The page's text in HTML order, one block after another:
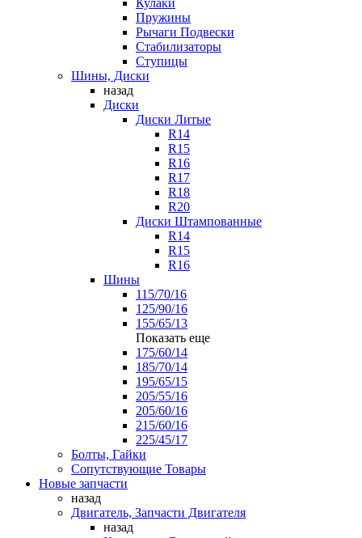
Кулаки
Пружины
Рычаги Подвески
Стабилизаторы
Ступицы
Шины, Диски
назад
Диски
Диски Литые
R14
R15
R16
R17
R18
R20
Диски Штампованные
R14
R15
R16
Шины
115/70/16
125/90/16
155/65/13
Показать еще
175/60/14
185/70/14
195/65/15
205/55/16
205/60/16
215/60/16
225/45/17
Болты, Гайки
Сопутствующие Товары
Новые запчасти
назад
Двигатель, Запчасти Двигателя
назад